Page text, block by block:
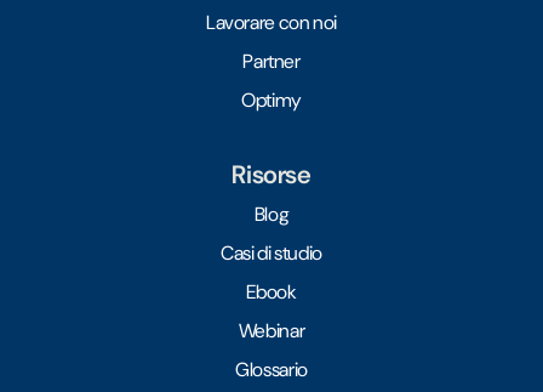
Lavorare con noi
Partner
Optimy
Risorse
Blog
Casi di studio
Ebook
Webinar
Glossario